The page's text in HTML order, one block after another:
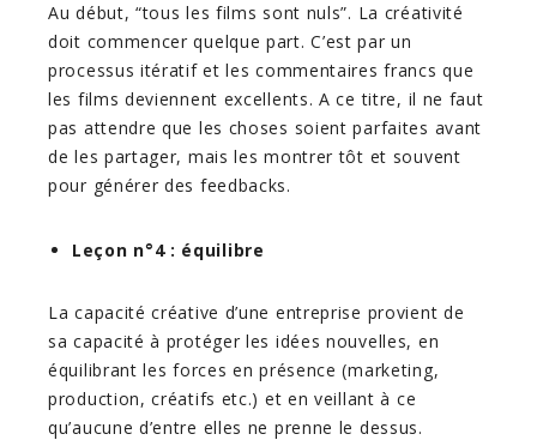
Au début, “tous les films sont nuls”. La créativité
doit commencer quelque part. C’est par un
processus itératif et les commentaires francs que
les films deviennent excellents. A ce titre, il ne faut
pas attendre que les choses soient parfaites avant
de les partager, mais les montrer tôt et souvent
pour générer des feedbacks.
Leçon n°4 : équilibre
La capacité créative d’une entreprise provient de
sa capacité à protéger les idées nouvelles, en
équilibrant les forces en présence (marketing,
production, créatifs etc.) et en veillant à ce
qu’aucune d’entre elles ne prenne le dessus.